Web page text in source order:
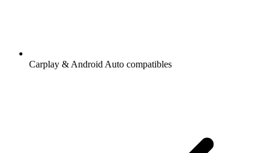
Carplay & Android Auto compatibles